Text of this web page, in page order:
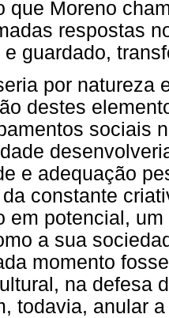
que Moreno
respostas
guardado,
por natureza
destes
sociais
e adequação
constante
em potencial,
a sua
momento
na defesa
todavia, anular